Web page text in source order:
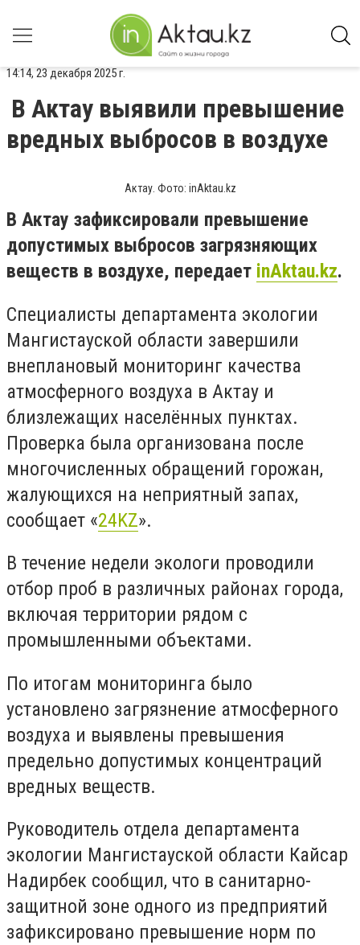
14:14, 23 декабря 2025 г.
В Актау выявили превышение
вредных выбросов в воздухе
Актау. Фото: inAktau.kz
В Актау зафиксировали превышение
допустимых выбросов загрязняющих
веществ в воздухе, передает inAktau.kz.
Специалисты департамента экологии
Мангистауской области завершили
внеплановый мониторинг качества
атмосферного воздуха в Актау и
близлежащих населённых пунктах.
Проверка была организована после
многочисленных обращений горожан,
жалующихся на неприятный запах,
сообщает «24KZ».
В течение недели экологи проводили
отбор проб в различных районах города,
включая территории рядом с
промышленными объектами.
По итогам мониторинга было
установлено загрязнение атмосферного
воздуха и выявлены превышения
предельно допустимых концентраций
вредных веществ.
Руководитель отдела департамента
экологии Мангистауской области Кайсар
Надирбек сообщил, что в санитарно-
защитной зоне одного из предприятий
зафиксировано превышение норм по